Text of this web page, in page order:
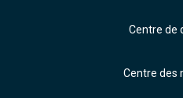
Centre de
Centre des